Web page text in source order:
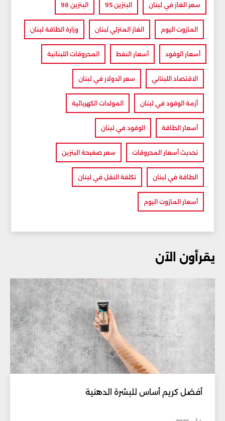
سعر الغاز في لبنان البنزين 95 البنزين 98
المازوت اليوم الغاز المنزلي لبنان وزارة الطاقة لبنان
أسعار الوقود أسعار النفط المحروقات اللبنانية
الاقتصاد اللبناني سعر الدولار في لبنان
أزمة الوقود في لبنان المولدات الكهربائية
أسعار الطاقة الوقود في لبنان
تحديث أسعار المحروقات سعر صفيحة البنزين
الطاقة في لبنان تكلفة النقل في لبنان
أسعار المازوت اليوم
يقرأون الآن
أفضل كريم أساس للبشرة الدهنية